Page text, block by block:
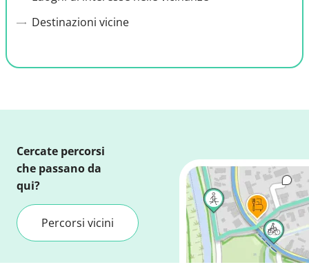
Destinazioni vicine
Cercate percorsi
che passano da
qui?
Percorsi vicini